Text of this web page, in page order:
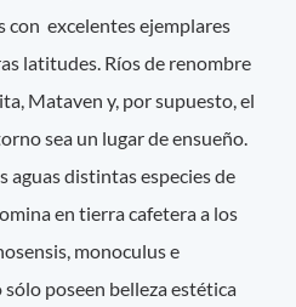
con excelentes ejemplares
latitudes. Ríos de renombre
Mataven y, por supuesto, el
sea un lugar de ensueño.
aguas distintas especies de
en tierra cafetera a los
monoculus e
poseen belleza estética